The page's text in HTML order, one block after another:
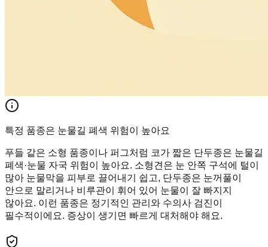
특정 품종은 눈물길 폐색 위험이 높아요
푸들 같은 소형 품종이나 퍼그처럼 코가 짧은 단두종은 눈물길
폐색·눈물 자국 위험이 높아요. 소형견은 눈 안쪽 구석에 털이
많아 눈물막을 피부로 끌어내기 쉽고, 단두종은 눈꺼풀이
안으로 말리거나 비루관이 휘어 있어 눈물이 잘 빠지지
않아요. 이런 품종은 정기적인 관리와 수의사 검진이
필수적이에요. 증상이 생기면 빠르게 대처해야 해요.